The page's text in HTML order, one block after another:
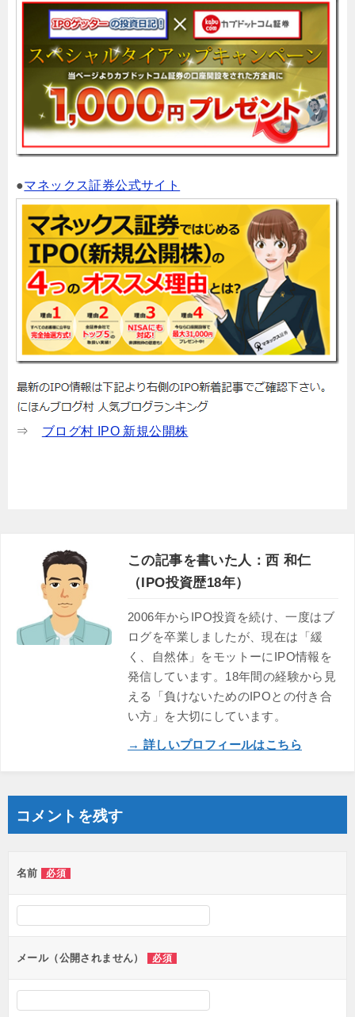
●マネックス証券公式サイト
⇒ ブログ村 IPO 新規公開株
この記事を書いた人：西 和仁
（IPO投資歴18年）
2006年からIPO投資を続け、一度はブ
ログを卒業しましたが、現在は「緩
く、自然体」をモットーにIPO情報を
発信しています。18年間の経験から見
える「負けないためのIPOとの付き合
い方」を大切にしています。
→ 詳しいプロフィールはこちら
コメントを残す
名前 必須
メール（公開されません） 必須